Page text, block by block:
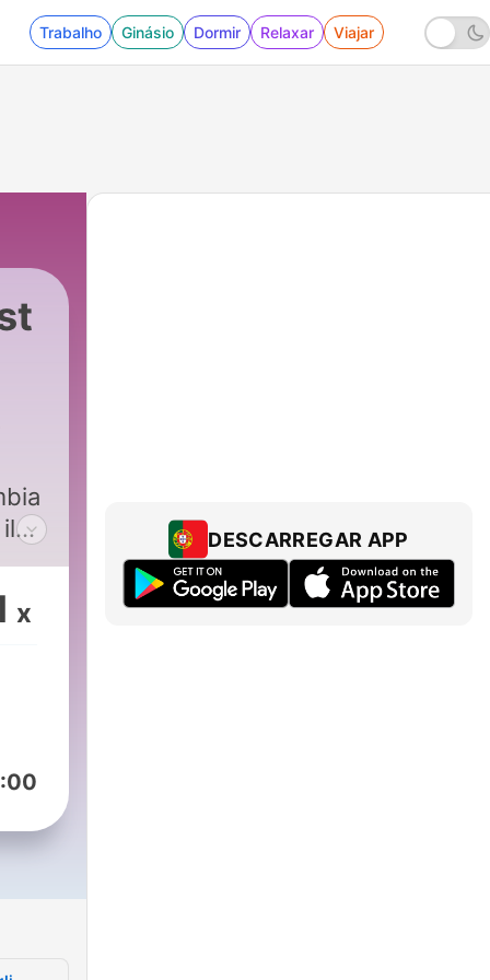
Trabalho Ginásio Dormir Relaxar Viajar
-
vi
x
DESCARREGAR APP